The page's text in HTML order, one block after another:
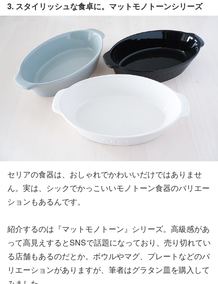
3. スタイリッシュな食卓に。マットモノトーンシリーズ
セリアの食器は、おしゃれでかわいいだけではありませ
ん。実は、シックでかっこいいモノトーン食器のバリエー
ションもあるんです。
紹介するのは『マットモノトーン』シリーズ。高級感があ
って高見えするとSNSで話題になっており、売り切れてい
る店舗もあるのだとか。ボウルやマグ、プレートなどのバ
リエーションがありますが、筆者はグラタン皿を購入して